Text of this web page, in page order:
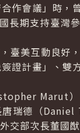
會議」時，
長期支持臺灣
美互動良好
證計畫」、雙
Marut
瑞德（Daniel
交部次長董國